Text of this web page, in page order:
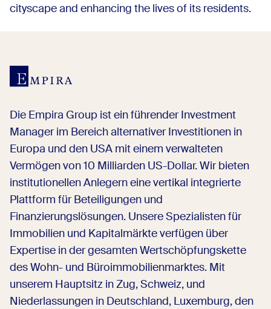
cityscape and enhancing the lives of its residents.
Die Empira Group ist ein führender Investment
Manager im Bereich alternativer Investitionen in
Europa und den USA mit einem verwalteten
Vermögen von 10 Milliarden US-Dollar. Wir bieten
institutionellen Anlegern eine vertikal integrierte
Plattform für Beteiligungen und
Finanzierungslösungen. Unsere Spezialisten für
Immobilien und Kapitalmärkte verfügen über
Expertise in der gesamten Wertschöpfungskette
des Wohn- und Büroimmobilienmarktes. Mit
unserem Hauptsitz in Zug, Schweiz, und
Niederlassungen in Deutschland, Luxemburg, den